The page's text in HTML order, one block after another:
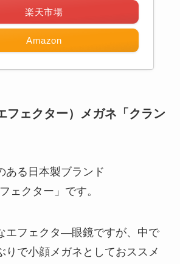
Amazon
楽天市場
フェクター）メガネ「クラン
ある日本製ブランド
ェクター」です。
エフェクタ―眼鏡ですが、中で
りで小顔メガネとしておススメ